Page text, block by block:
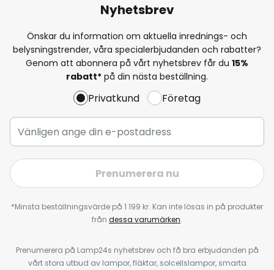
Nyhetsbrev
Önskar du information om aktuella inrednings- och
belysningstrender, våra specialerbjudanden och rabatter?
Genom att abonnera på vårt nyhetsbrev får du 15%
rabatt* på din nästa beställning.
Privatkund Företag
Prenumerera nu
*Minsta beställningsvärde på 1 199 kr. Kan inte lösas in på produkter
från dessa varumärken.
Prenumerera på Lamp24s nyhetsbrev och få bra erbjudanden på
vårt stora utbud av lampor, fläktar, solcellslampor, smarta